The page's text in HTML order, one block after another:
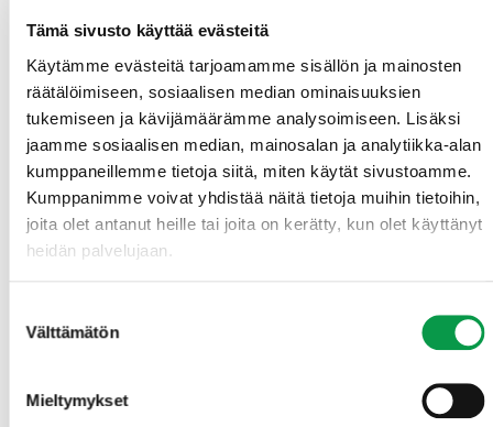
Tämä sivusto käyttää evästeitä
Käytämme evästeitä tarjoamamme sisällön ja mainosten
räätälöimiseen, sosiaalisen median ominaisuuksien
tukemiseen ja kävijämäärämme analysoimiseen. Lisäksi
jaamme sosiaalisen median, mainosalan ja analytiikka-alan
kumppaneillemme tietoja siitä, miten käytät sivustoamme.
Kumppanimme voivat yhdistää näitä tietoja muihin tietoihin,
joita olet antanut heille tai joita on kerätty, kun olet käyttänyt
heidän palvelujaan.
valinta
Välttämätön
Mieltymykset
Tapion blogi 8.11.2023:
parannetaan palauttamalla vesiä suojelluille
soille
Lehtiartikkeli Maaseudun tulevaisuus
6.6.2023:
Aapasuo on vedenpuhdistamo – parhaassa
tapauksessa suon ennallistaminen parantaa
myös viereisen kasvatusmetsän tuotosta
Lehtiartikkeli Yle 29.5.2022:
40 000 askelta on tavallinen päivälukema, kun
pelastaminen
Lehtiartikkeli Vesitalous 12.4.2022:
elinympäristöohjelmassa